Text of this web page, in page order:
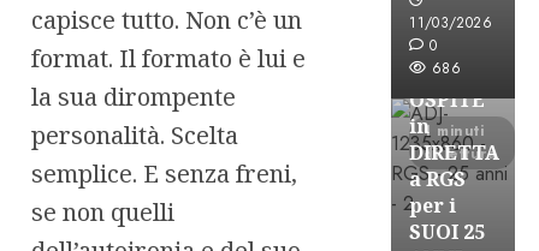
capisce tutto. Non c’è un
format. Il formato è lui e
la sua dirompente
personalità. Scelta
semplice. E senza freni,
se non quelli
11/03/2026
0
686
1 minuti
di lettura
Astorri News
FREE
ASTORRI
OSPITE
in
DIRETTA
a RGS
per i
SUOI 25